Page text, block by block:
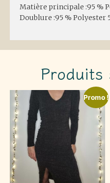
Matière principale :95 %
Doublure :95 % Polyester
Produits
Promo !